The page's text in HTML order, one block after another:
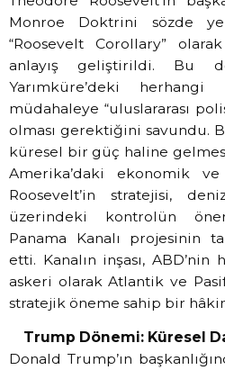
Monroe Doktrini sözde
“Roosevelt Corollary”
anlayış geliştirildi. Bu
Yarımküre’deki
müdahaleye “uluslararası
olması gerektiğini savundu.
küresel bir güç haline
Amerika’daki ekonomik
Roosevelt’in stratejisi,
üzerindeki kontrolün
Panama Kanalı projesinin
etti. Kanalın inşası,
askeri olarak Atlantik ve
stratejik öneme sahip bir
Trump Dönemi: Küresel
Donald Trump’ın